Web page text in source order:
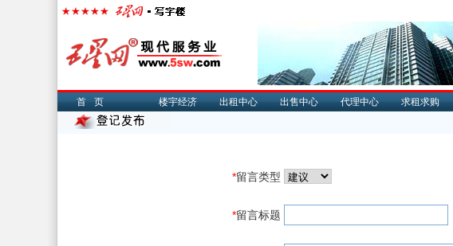
首页 楼宇经济 出租中心 出售中心 代理中心 求租求购
*留言类型
*留言标题